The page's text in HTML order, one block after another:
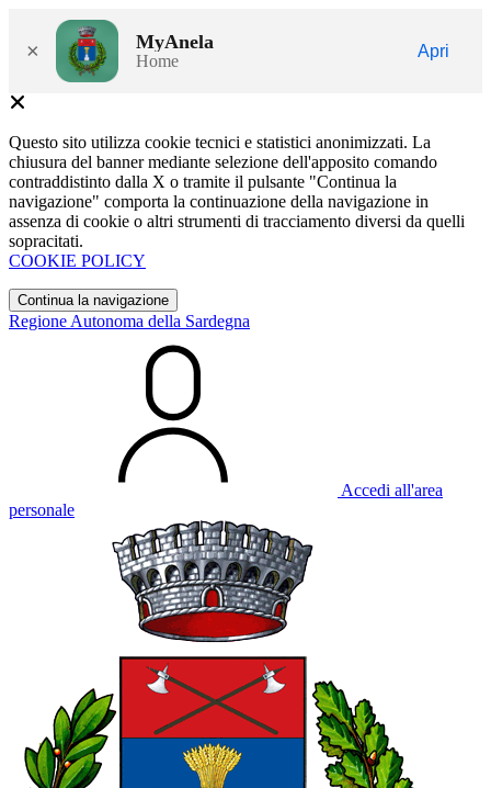
× MyAnela
Home
Apri
Questo sito utilizza cookie tecnici e statistici anonimizzati. La
chiusura del banner mediante selezione dell'apposito comando
contraddistinto dalla X o tramite il pulsante "Continua la
navigazione" comporta la continuazione della navigazione in
assenza di cookie o altri strumenti di tracciamento diversi da quelli
sopracitati.
COOKIE POLICY
Continua la navigazione
Regione Autonoma della Sardegna
Accedi all'area
personale